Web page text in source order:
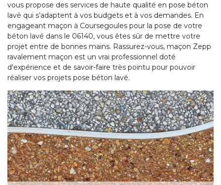
vous propose des services de haute qualité en pose béton
lavé qui s’adaptent à vos budgets et à vos demandes. En
engageant maçon à Coursegoules pour la pose de votre
béton lavé dans le 06140, vous êtes sûr de mettre votre
projet entre de bonnes mains. Rassurez-vous, maçon Zepp
ravalement maçon est un vrai professionnel doté
d'expérience et de savoir-faire très pointu pour pouvoir
réaliser vos projets pose béton lavé.